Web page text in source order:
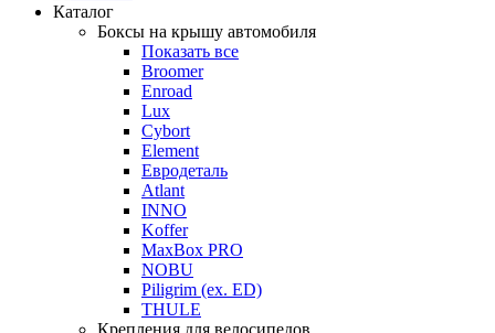
Каталог
Боксы на крышу автомобиля
Показать все
Broomer
Enroad
Lux
Cybort
Element
Евродеталь
Atlant
INNO
Koffer
MaxBox PRO
NOBU
Piligrim (ex. ED)
THULE
Крепления для велосипедов